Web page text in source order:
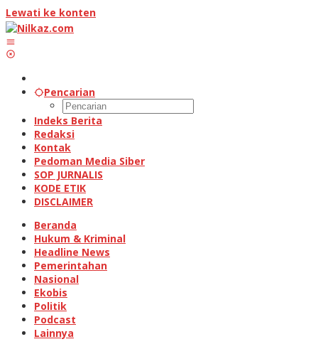
Lewati ke konten
Pencarian
Indeks Berita
Redaksi
Kontak
Pedoman Media Siber
SOP JURNALIS
KODE ETIK
DISCLAIMER
Beranda
Hukum & Kriminal
Headline News
Pemerintahan
Nasional
Ekobis
Politik
Podcast
Lainnya